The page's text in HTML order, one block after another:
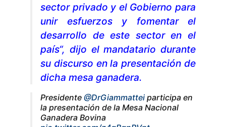
sector privado y el Gobierno para
unir esfuerzos y fomentar el
desarrollo de este sector en el
país“, dijo el mandatario durante
su discurso en la presentación de
dicha mesa ganadera.
Presidente @DrGiammattei participa en
la presentación de la Mesa Nacional
Ganadera Bovina